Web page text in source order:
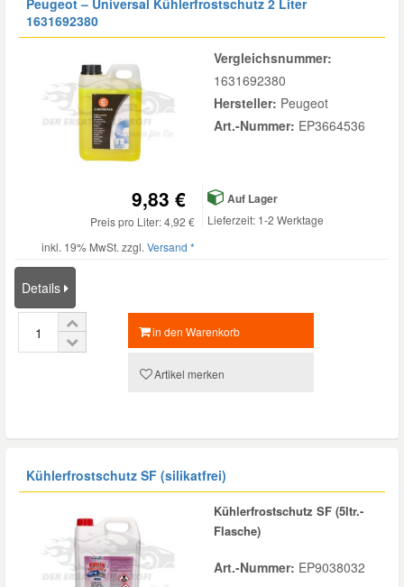
1631692380
Vergleichsnummer:
1631692380
Hersteller: Peugeot
Art.-Nummer: EP3664536
9,83 €
Preis pro Liter: 4,92 €
inkl. 19% MwSt. zzgl. Versand *
Auf Lager
Lieferzeit: 1-2 Werktage
Details
in den Warenkorb
Artikel merken
Kühlerfrostschutz SF (silikatfrei)
Kühlerfrostschutz SF (5ltr.-
Flasche)
Art.-Nummer: EP9038032
Scheibenreinigung
Zündanlage und Glühanlage
Winter-Autozubehör
Daewoo Ersatzteile
Daihatsu Ersatzteile
Dodge Ersatzteile
Jeep Ersatzteile
Kia Ersatzteile
Mazda Ersatzteile
Mercedes Ersatzteile
Mini Ersatzteile